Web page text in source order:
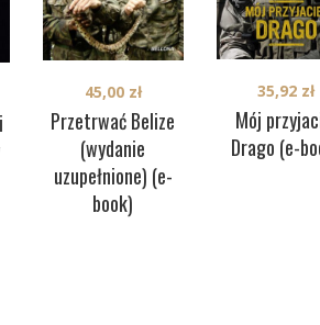
Przetrwać Belize
(wydanie
uzupełnione) (e-
book)
45,00 zł
Mój
Drago (e-
35,92 zł